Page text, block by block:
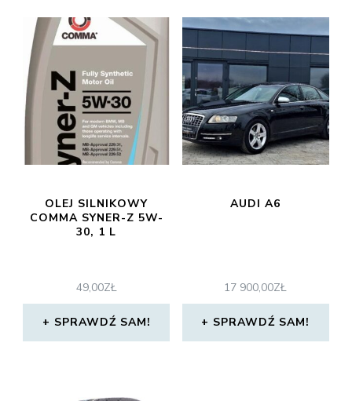
OLEJ SILNIKOWY
COMMA SYNER-Z 5W-
30, 1 L
49,00ZŁ
SPRAWDŹ SAM!
AUDI A6
17 900,00ZŁ
SPRAWDŹ SAM!